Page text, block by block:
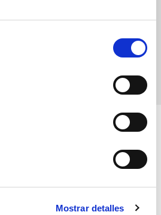
Mostrar detalles
de Investigaciones Científicas